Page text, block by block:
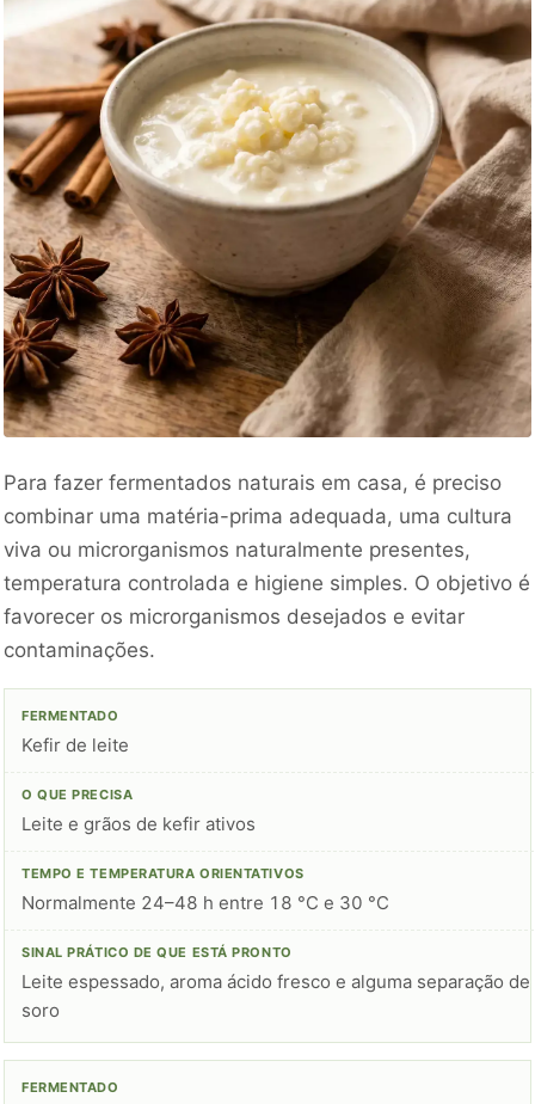
Para fazer fermentados naturais em casa, é preciso
combinar uma matéria-prima adequada, uma cultura
viva ou microrganismos naturalmente presentes,
temperatura controlada e higiene simples. O objetivo é
favorecer os microrganismos desejados e evitar
contaminações.
Kefir de leite
Leite e grãos de kefir ativos
Normalmente 24–48 h entre 18 °C e 30 °C
Leite espessado, aroma ácido fresco e alguma separação de
soro